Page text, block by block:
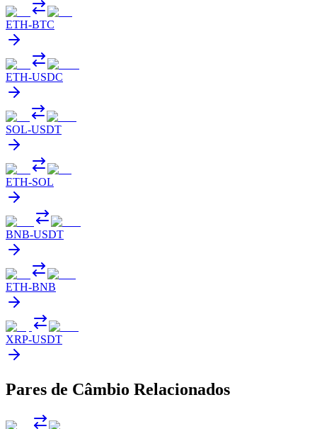
ETH-BTC
ETH-USDC
SOL-USDT
ETH-SOL
BNB-USDT
ETH-BNB
XRP-USDT
Pares de Câmbio Relacionados